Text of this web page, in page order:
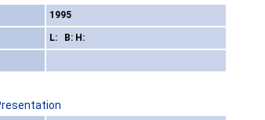
1995
L: B: H: